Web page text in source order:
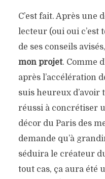
C’est fait. Après une
lecteur (oui oui c’est
de ses conseils avisés,
mon projet. Comme
après l’accélération
suis heureux d’avoir
réussi à concrétiser
décor du Paris des
demande qu’à
séduira le créateur
tout cas, ça aura été